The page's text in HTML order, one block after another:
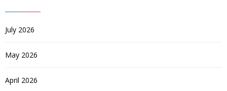
July 2026
May 2026
April 2026